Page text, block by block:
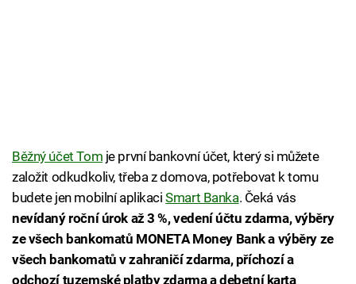
Běžný účet Tom je první bankovní účet, který si můžete
založit odkudkoliv, třeba z domova, potřebovat k tomu
budete jen mobilní aplikaciSmart Banka. Čeká vás
nevídaný roční úrok až 3 %, vedení účtu zdarma, výběry
ze všech bankomatů MONETA Money Bank a výběry ze
všech bankomatů v zahraničí zdarma, příchozí a
odchozí tuzemské platby zdarma a debetní karta